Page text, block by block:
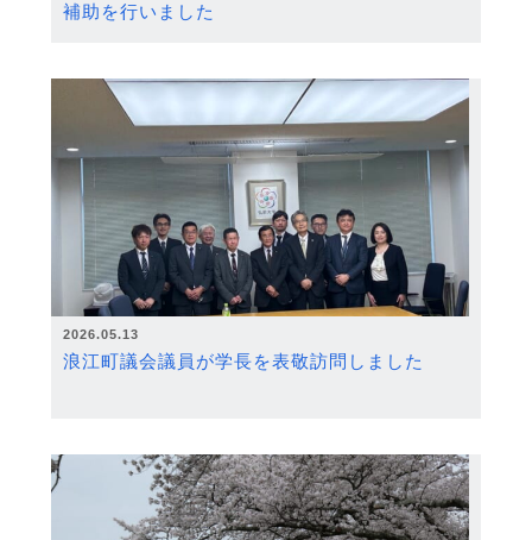
補助を行いました
2026.05.13
浪江町議会議員が学長を表敬訪問しました